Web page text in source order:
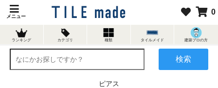
0
メニュー
ランキング カテゴリ 種類 タイルメイド 建築プロの方
検索
ピアス